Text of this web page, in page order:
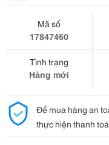
Mã số
17847460
Tình trạng
Hàng mới
Để mua hàng an
thực hiện thanh